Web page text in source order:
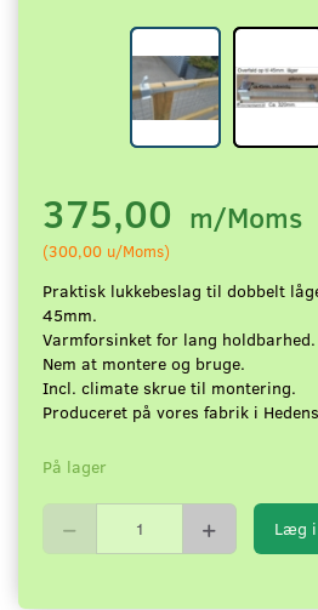
375,00 m/Moms
(300,00 u/Moms)
Praktisk lukkebeslag til dobbelt
45mm.
Varmforsinket for lang holdbarhed.
Nem at montere og bruge.
Incl. climate skrue til montering.
Produceret på vores fabrik i
På lager
Læg